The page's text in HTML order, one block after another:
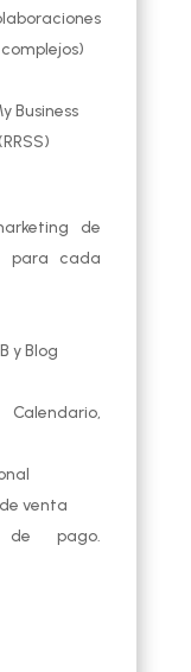
Business
de
para cada
y Blog
venta
de pago.